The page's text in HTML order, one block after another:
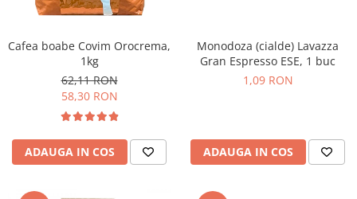
Cafea boabe Covim Orocrema,
1kg
62,11 RON
58,30 RON
ADAUGA IN COS
Monodoza (cialde) Lavazza
Gran Espresso ESE, 1 buc
1,09 RON
ADAUGA IN COS